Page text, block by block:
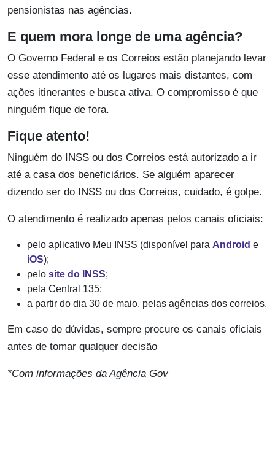
pensionistas nas agências.
E quem mora longe de uma agência?
O Governo Federal e os Correios estão planejando levar
esse atendimento até os lugares mais distantes, com
ações itinerantes e busca ativa. O compromisso é que
ninguém fique de fora.
Fique atento!
Ninguém do INSS ou dos Correios está autorizado a ir
até a casa dos beneficiários. Se alguém aparecer
dizendo ser do INSS ou dos Correios, cuidado, é golpe.
O atendimento é realizado apenas pelos canais oficiais:
pelo aplicativo Meu INSS (disponível para Android e
iOS);
pelo site do INSS;
pela Central 135;
a partir do dia 30 de maio, pelas agências dos correios.
Em caso de dúvidas, sempre procure os canais oficiais
antes de tomar qualquer decisão
*Com informações da Agência Gov